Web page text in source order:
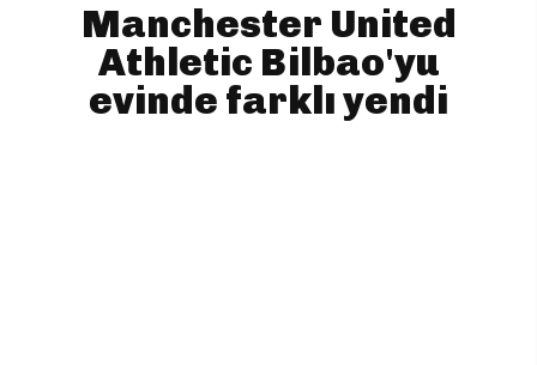
Manchester United
Athletic Bilbao'yu
evinde farklı yendi